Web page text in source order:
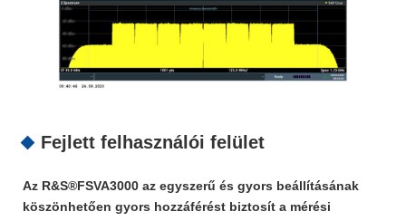
Fejlett felhasználói felület
Az R&S®FSVA3000 az egyszerű és gyors beállításának
köszönhetően gyors hozzáférést biztosít a mérési